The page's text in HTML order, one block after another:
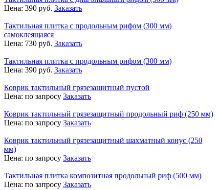
Цена: 390 руб. Заказать
Тактильная плитка с продольным рифом (300 мм)
самоклеящаяся
Цена: 730 руб. Заказать
Тактильная плитка с продольным рифом (300 мм)
Цена: 390 руб. Заказать
Коврик тактильный грязезащитный пустой
Цена: по запросу Заказать
Коврик тактильный грязезащитный продольный риф (250 мм)
Цена: по запросу Заказать
Коврик тактильный грязезащитный шахматный конус (250
мм)
Цена: по запросу Заказать
Тактильная плитка композитная продольный риф (500 мм)
Цена: по запросу Заказать